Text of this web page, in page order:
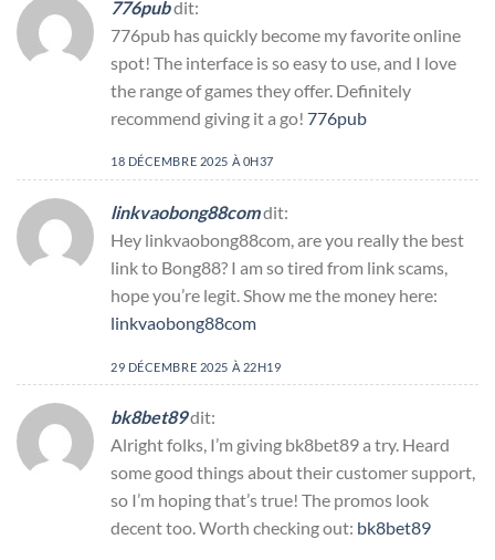
776pubdit:
776pub has quickly become my favorite online
spot! The interface is so easy to use, and I love
the range of games they offer. Definitely
recommend giving it a go! 776pub
18 DÉCEMBRE 2025 À 0H37
linkvaobong88comdit:
Hey linkvaobong88com, are you really the best
link to Bong88? I am so tired from link scams,
hope you’re legit. Show me the money here:
linkvaobong88com
29 DÉCEMBRE 2025 À 22H19
bk8bet89dit:
Alright folks, I’m giving bk8bet89 a try. Heard
some good things about their customer support,
so I’m hoping that’s true! The promos look
decent too. Worth checking out: bk8bet89